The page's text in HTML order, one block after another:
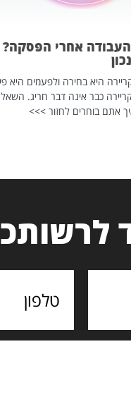
העבודה אחרי
היא בחירה ולפעמים היא
כבר אינה דבר חריג.
אתם בוחרים לחזור >>>